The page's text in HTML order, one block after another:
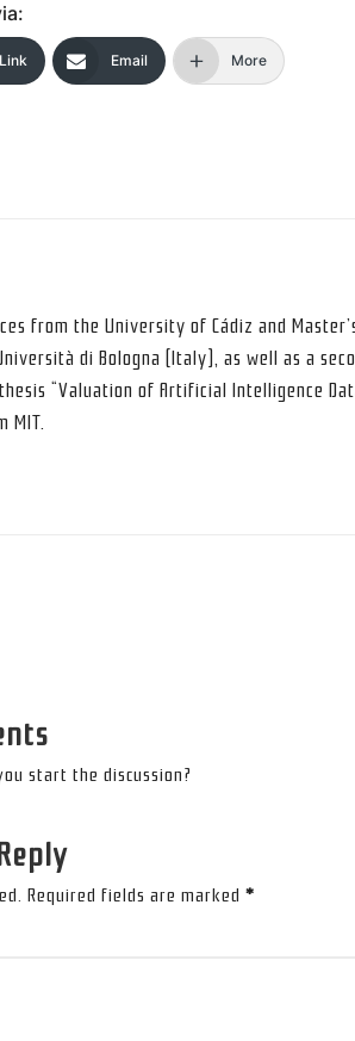
Email More
from the University of Cádiz and
di Bologna (Italy), as well as a
“Valuation of Artificial Intelligence
MIT.
start the discussion?
Required fields are marked *